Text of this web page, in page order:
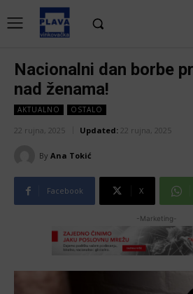
Nacionalni dan borbe
nad ženama!
AKTUALNO OSTALO
22 rujna, 2025 Updated: 22 rujna, 2025
By Ana Tokić
Facebook X
-Marketing-